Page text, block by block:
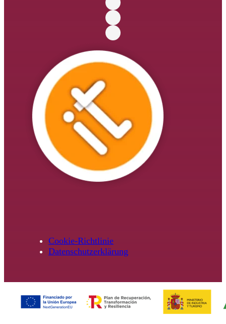
Cookie-Richtlinie
Datenschutzerklärung